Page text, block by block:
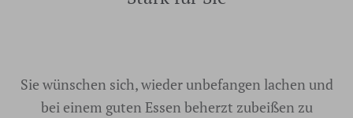
Sie wünschen sich, wieder unbefangen lachen und
bei einem guten Essen beherzt zubeißen zu